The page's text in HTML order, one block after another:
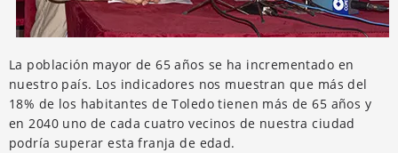
La población mayor de 65 años se ha incrementado en
nuestro país. Los indicadores nos muestran que más del
18% de los habitantes de Toledo tienen más de 65 años y
en 2040 uno de cada cuatro vecinos de nuestra ciudad
podría superar esta franja de edad.